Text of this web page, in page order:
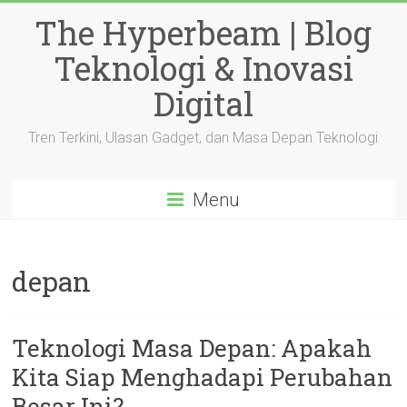
contentThe Hyperbeam | Blog
Teknologi & Inovasi
Digital
Tren Terkini, Ulasan Gadget, dan Masa Depan Teknologi
Menu
depan
Teknologi Masa Depan: Apakah
Kita Siap Menghadapi Perubahan